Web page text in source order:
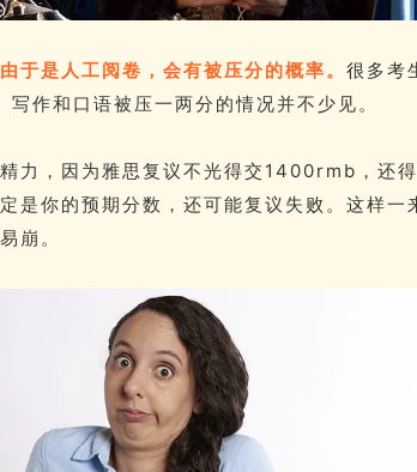
于是人工阅卷，会有被压分的概率。 很多考
作和口语被压一两分的情况并不少见。
力，因为雅思复议不光得交1400rmb，还
是你的预期分数，还可能复议失败。这样一
崩。